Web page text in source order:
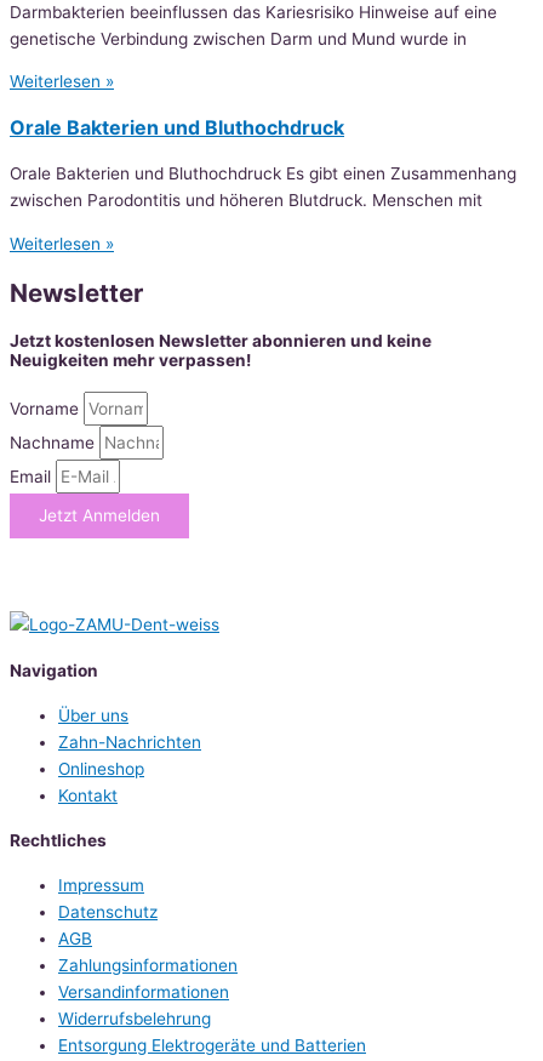
Darmbakterien beeinflussen das Kariesrisiko Hinweise auf eine
genetische Verbindung zwischen Darm und Mund wurde in
Weiterlesen »
Orale Bakterien und Bluthochdruck
Orale Bakterien und Bluthochdruck Es gibt einen Zusammenhang
zwischen Parodontitis und höheren Blutdruck. Menschen mit
Weiterlesen »
Newsletter
Jetzt kostenlosen Newsletter abonnieren und keine
Neuigkeiten mehr verpassen!
Vorname
Nachname
Email
Jetzt Anmelden
Navigation
Über uns
Zahn-Nachrichten
Onlineshop
Kontakt
Rechtliches
Impressum
Datenschutz
AGB
Zahlungsinformationen
Versandinformationen
Widerrufsbelehrung
Entsorgung Elektrogeräte und Batterien